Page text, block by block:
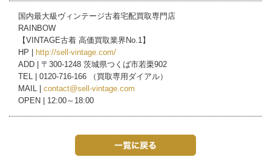
国内最大級ヴィンテージ古着宅配買取専門店
RAINBOW
【VINTAGE古着 高価買取業界No.1】
HP |
http://sell-vintage.com/
ADD | 〒300-1248 茨城県つくば市若栗902
TEL | 0120-716-166 （買取専用ダイアル）
MAIL | contact@sell-vintage.com
OPEN | 12:00～18:00